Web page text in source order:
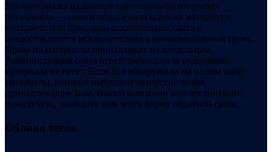
Все материалы на данном сайте взяты из открытых
источников — имеют обратную ссылку на материал в
интернете или присланы посетителями сайта и
предоставляются исключительно в ознакомительных целях.
Права на материалы принадлежат их владельцам.
Администрация сайта ответственности за содержание
материала не несет. Если Вы обнаружили на нашем сайте
материалы, которые нарушают авторские права,
принадлежащие Вам, Вашей компании или организации,
пожалуйста, сообщите нам через форму обратной связи.
Облако тегов